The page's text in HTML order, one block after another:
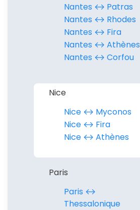
Nantes ↔︎ Patras
Nantes ↔︎ Rhodes
Nantes ↔︎ Fira
Nantes ↔︎ Athènes
Nantes ↔︎ Corfou
Nice
Nice ↔︎ Myconos
Nice ↔︎ Fira
Nice ↔︎ Athènes
Paris
Paris ↔︎
Thessalonique